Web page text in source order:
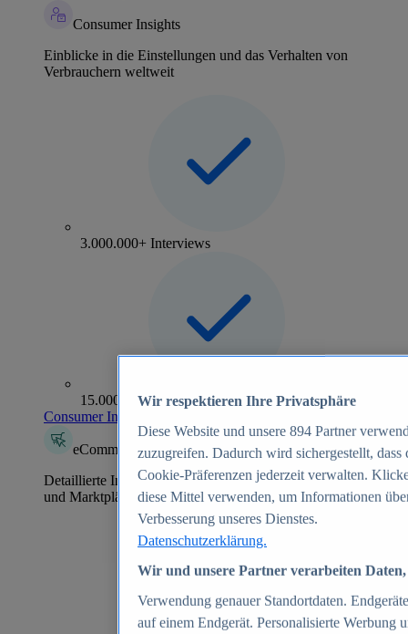
Consumer Insights
Einblicke in die Einstellungen und das Verhalten von
Verbrauchern weltweit
3.000.000+ Interviews
15.000+ Marken
Consumer Insights entdecken
eCommerce Insights
Detaillierte Informationen zu mehr als 39.000 Online-Shops
und Marktplätzen
Wir respektieren Ihre Privatsphäre
Diese Website und unsere 894 Partner
zuzugreifen. Dadurch wird sichergestellt,
Cookie-Präferenzen jederzeit verwalten.
diese Mittel verwenden, um Informationen
Verbesserung unseres Dienstes.
Datenschutzerklärung.
Wir und unsere Partner verarbeiten
Verwendung genauer Standortdaten.
auf einem Endgerät. Personalisierte Werbung